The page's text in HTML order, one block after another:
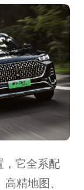
，它全系配
精地图、